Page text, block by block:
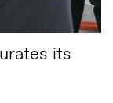
its